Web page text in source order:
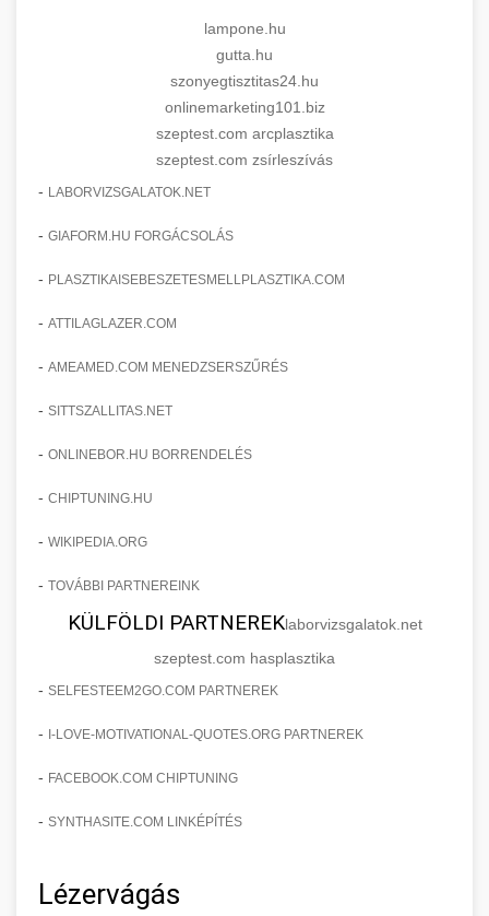
lampone.hu
gutta.hu
szonyegtisztitas24.hu
onlinemarketing101.biz
szeptest.com arcplasztika
szeptest.com zsírleszívás
- LABORVIZSGALATOK.NET
- GIAFORM.HU FORGÁCSOLÁS
- PLASZTIKAISEBESZETESMELLPLASZTIKA.COM
- ATTILAGLAZER.COM
- AMEAMED.COM MENEDZSERSZŰRÉS
- SITTSZALLITAS.NET
- ONLINEBOR.HU BORRENDELÉS
- CHIPTUNING.HU
- WIKIPEDIA.ORG
- TOVÁBBI PARTNEREINK
KÜLFÖLDI PARTNEREKlaborvizsgalatok.net
szeptest.com hasplasztika
- SELFESTEEM2GO.COM PARTNEREK
- I-LOVE-MOTIVATIONAL-QUOTES.ORG PARTNEREK
- FACEBOOK.COM CHIPTUNING
- SYNTHASITE.COM LINKÉPÍTÉS
Lézervágás